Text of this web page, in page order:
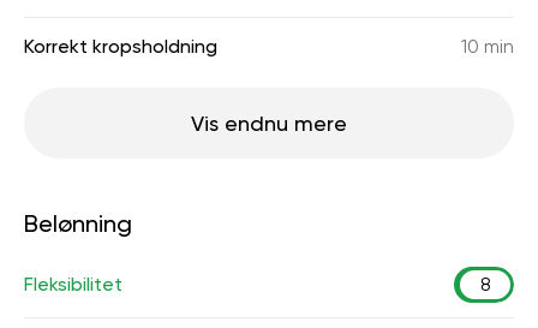
Korrekt kropsholdning 10 min
Vis endnu mere
Belønning
Fleksibilitet 8